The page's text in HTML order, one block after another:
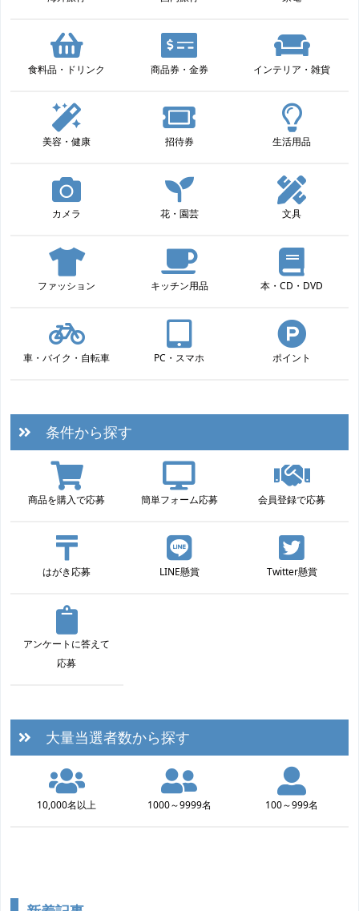
食料品・ドリンク 商品券・金券 インテリア・雑貨
美容・健康 招待券 生活用品
カメラ 花・園芸 文具
ファッション キッチン用品 本・CD・DVD
車・バイク・自転車 PC・スマホ ポイント
条件から探す
商品を購入で応募 簡単フォーム応募 会員登録で応募
はがき応募 LINE懸賞 Twitter懸賞
アンケートに答えて
応募
大量当選者数から探す
10,000名以上 1000～9999名 100～999名